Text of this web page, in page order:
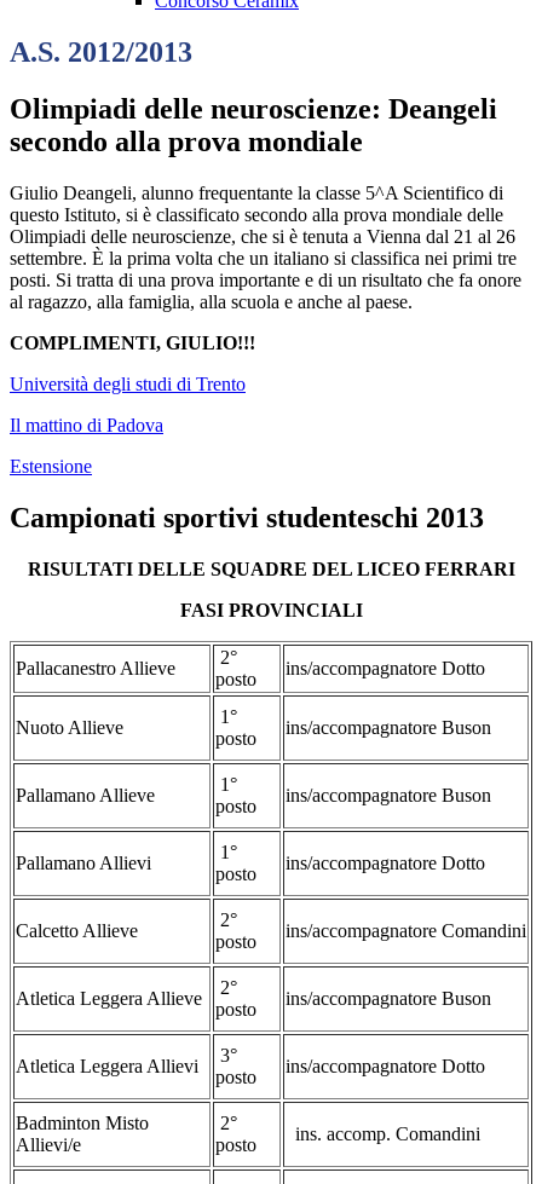
A.S. 2012/2013
Olimpiadi delle neuroscienze: Deangeli
secondo alla prova mondiale
Giulio Deangeli, alunno frequentante la classe 5^A Scientifico di
questo Istituto, si è classificato secondo alla prova mondiale delle
Olimpiadi delle neuroscienze, che si è tenuta a Vienna dal 21 al 26
settembre. È la prima volta che un italiano si classifica nei primi tre
posti. Si tratta di una prova importante e di un risultato che fa onore
al ragazzo, alla famiglia, alla scuola e anche al paese.
COMPLIMENTI, GIULIO!!!
Università degli studi di Trento
Il mattino di Padova
Estensione
Campionati sportivi studenteschi 2013
RISULTATI DELLE SQUADRE DEL LICEO FERRARI
FASI PROVINCIALI
Pallacanestro Allieve
2°
posto
ins/accompagnatore Dotto
Nuoto Allieve
1°
posto
ins/accompagnatore Buson
Pallamano Allieve
1°
posto
ins/accompagnatore Buson
Pallamano Allievi
1°
posto
ins/accompagnatore Dotto
Calcetto Allieve
2°
posto
ins/accompagnatore Comandini
Atletica Leggera Allieve
2°
posto
ins/accompagnatore Buson
Atletica Leggera Allievi
3°
posto
ins/accompagnatore Dotto
Badminton Misto
Allievi/e
2°
posto
ins. accomp. Comandini